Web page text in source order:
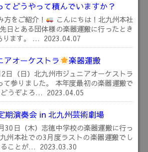
てどうやって積んでいますか？
をご紹介！
こんにちは！北九州本社
先日とある団体様の楽器運搬に行ったとき
ります。 … 2023.04.07
アオーケストラ 楽器運搬
日（日）北九州市ジュニアオーケストラ
て参りました。 本年度最初の楽器運搬で
うぞよろ… 2023.04.05
期演奏会 in 北九州芸術劇場
30日（木）志徳中学校の楽器運搬に行っ
州本社での3月度ラストの楽器運搬でし
ことが… 2023.03.30